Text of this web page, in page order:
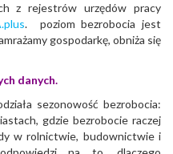
z rejestrów urzędów pracy
. poziom bezrobocia jest
gospodarkę, obniża się
danych.
sezonowość bezrobocia:
gdzie bezrobocie raczej
w rolnictwie, budownictwie i